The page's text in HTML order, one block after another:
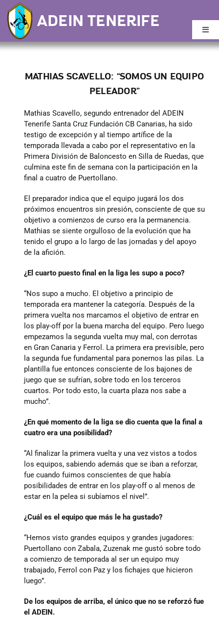
Saltar
contenido
ADEIN TENERIFE
Buscar:
Noticias
Quiénes Somos
Plantilla
Junta
Transparencia
Directos
Únete
MATHIAS SCAVELLO: “SOMOS UN EQUIPO
PELEADOR”
Mathias Scavello, segundo entrenador del ADEIN
Tenerife Santa Cruz Fundación CB Canarias, ha sido
testigo de excepción y al tiempo artífice de la
temporada llevada a cabo por el representativo en la
Primera División de Baloncesto en Silla de Ruedas, que
culmina este fin de semana con la participación en la
final a cuatro de Puertollano.
El preparador indica que el equipo jugará los dos
próximos encuentros sin presión, consciente de que su
objetivo a comienzos de curso era la permanencia.
Mathias se siente orgulloso de la evolución que ha
tenido el grupo a lo largo de las jornadas y del apoyo
de la afición.
¿El cuarto puesto final en la liga les supo a poco?
“Nos supo a mucho. El objetivo a principio de
temporada era mantener la categoría. Después de la
primera vuelta nos marcamos el objetivo de entrar en
los play-off por la buena marcha del equipo. Pero luego
empezamos la segunda vuelta muy mal, con derrotas
en Gran Canaria y Ferrol. La primera era previsible, pero
la segunda fue fundamental para ponernos las pilas. La
plantilla fue entonces consciente de los bajones de
juego que se sufrían, sobre todo en los terceros
cuartos. Por todo esto, la cuarta plaza nos sabe a
mucho”.
¿En qué momento de la liga se dio cuenta que la final a
cuatro era una posibilidad?
“Al finalizar la primera vuelta y una vez vistos a todos
los equipos, sabiendo además que se iban a reforzar,
fue cuando fuimos conscientes de que había
posibilidades de entrar en los play-off o al menos de
estar en la pelea si subíamos el nivel”.
¿Cuál es el equipo que más le ha gustado?
“Hemos visto grandes equipos y grandes jugadores:
Puertollano con Zabala, Zuzenak me gustó sobre todo
a comienzo de temporada al ser un equipo muy
trabajado, Ferrol con Paz y los fichajes que hicieron
luego”.
De los equipos de arriba, el único que no se reforzó fue
el ADEIN.